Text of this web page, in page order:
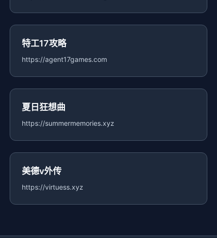
特工17攻略
https://agent17games.com
夏日狂想曲
https://summermemories.xyz
美德v外传
https://virtuess.xyz